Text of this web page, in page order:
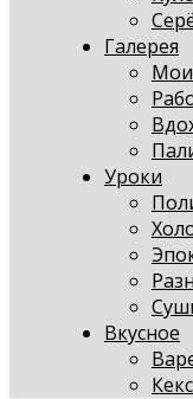
Галерея
Уроки
Вкусное